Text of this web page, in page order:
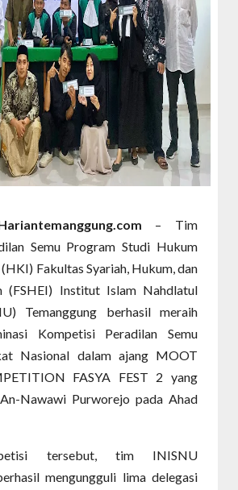
– Tim
Semu Program Studi Hukum
Fakultas Syariah, Hukum, dan
(FSHEI) Institut Islam Nahdlatul
Temanggung berhasil meraih
Kompetisi Peradilan Semu
Nasional dalam ajang MOOT
FASYA FEST 2 yang
Nawawi Purworejo pada Ahad
tersebut, tim INISNU
mengungguli lima delegasi